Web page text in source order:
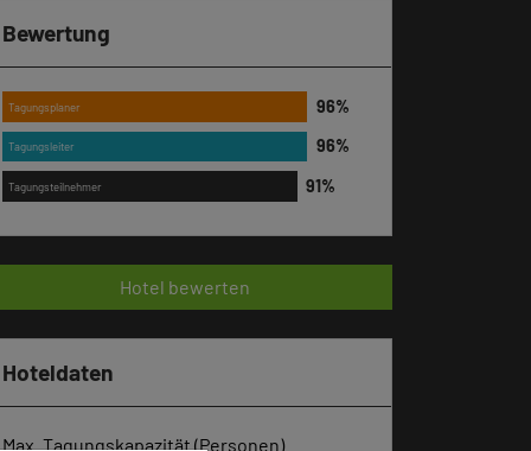
Bewertung
Tagungsplaner
Tagungsleiter
Tagungsteilnehmer
Hotel bewerten
Hoteldaten
Max. Tagungskapazität (Personen)